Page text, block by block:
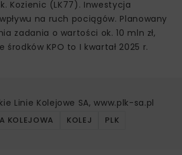
Kozienic (LK77). Inwestycja
na ruch pociągów. Planowany
zadania o wartości ok. 10 mln zł,
środków KPO to I kwartał 2025 r.
Linie Kolejowe SA, www.plk-sa.pl
KOLEJOWA KOLEJ PLK